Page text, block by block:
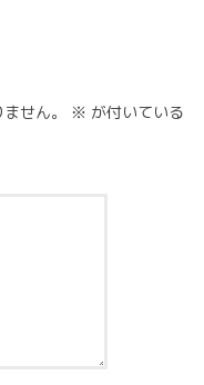
せん。 ※ が付いている